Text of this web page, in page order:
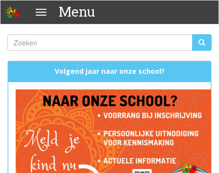
Overslaan
en
naar
de
inhoud
gaan
Menu Menu
Zoekveld
Zoeken
Volgend jaar naar onze school?